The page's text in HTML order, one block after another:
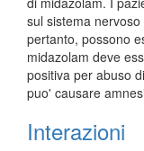
sul sistema
pertanto, possono
midazolam deve
positiva per abuso
puo' causare
Interazioni